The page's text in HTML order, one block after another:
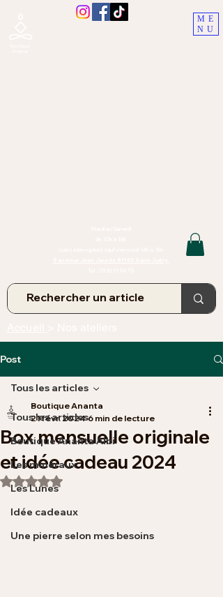
ME
NU
Post
Tous les articles
Boutique Ananta Albi
Les minéraux
Les Lunes
Idée cadeaux
Une pierre selon mes besoins
Tous les articles
Box mensuelle originale
et idée cadeau 2024
Boutique Ananta
21 févr. 2024 6 min de lecture
Noté NaN étoiles sur 5.